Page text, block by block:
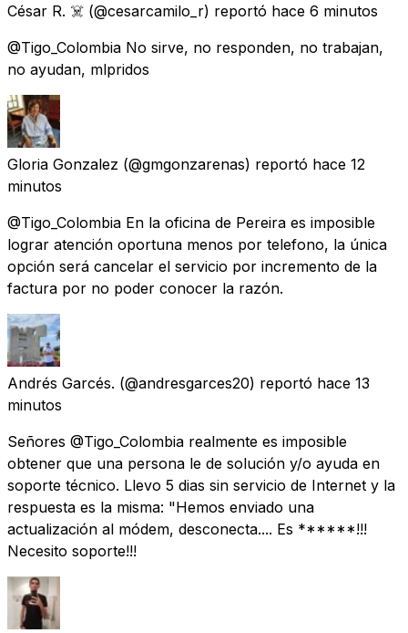
César R. ☠️ (@cesarcamilo_r) reportó hace 6 minutos
@Tigo_Colombia No sirve, no responden, no trabajan,
no ayudan, mlpridos
Gloria Gonzalez (@gmgonzarenas) reportó hace 12
minutos
@Tigo_Colombia En la oficina de Pereira es imposible
lograr atención oportuna menos por telefono, la única
opción será cancelar el servicio por incremento de la
factura por no poder conocer la razón.
Andrés Garcés. (@andresgarces20) reportó hace 13
minutos
Señores @Tigo_Colombia realmente es imposible
obtener que una persona le de solución y/o ayuda en
soporte técnico. Llevo 5 dias sin servicio de Internet y la
respuesta es la misma: "Hemos enviado una
actualización al módem, desconecta.... Es ******!!!
Necesito soporte!!!